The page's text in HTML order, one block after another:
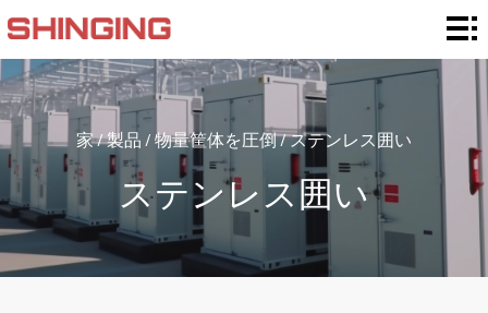
家
筐
体
視
聴
率
筐
体
タ
イ
物
量
筐
カ
ス
ア
家/製品 / 物量筐体を圧倒/ステンレス囲い
ステンレス囲い